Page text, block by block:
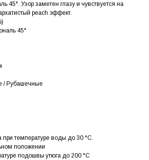
45°. Узор заметен глазу и чувствуется на
peach эффект.
45°
/ Рубашечные
при температуре воды до 30 °C.
положении
подошвы утюга до 200 °C